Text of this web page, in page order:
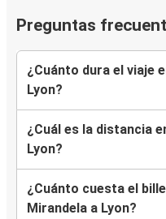
Preguntas
¿Cuánto dura el viaje
Lyon?
¿Cuál es la distancia
Lyon?
¿Cuánto cuesta el
Mirandela a Lyon?